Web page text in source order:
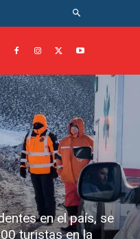
en el país, se
turistas en la